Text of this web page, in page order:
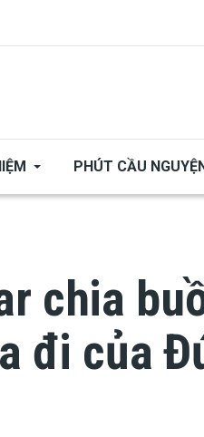
PHÚT CẦU NGUYỆN
chia
đi của